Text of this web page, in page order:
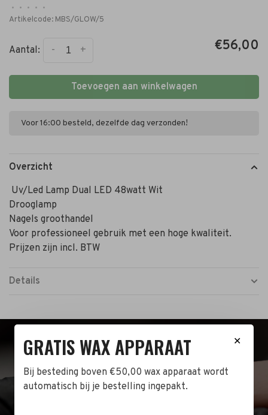
• • • •
•
Artikelcode: MBS/GLOW/5
Aantal: +
- €56,00
Toevoegen aan winkelwagen
Voor 16:00 besteld, dezelfde dag verzonden!
Overzicht
Uv/Led Lamp Dual LED 48watt Wit
Drooglamp
Nagels groothandel
Voor professioneel gebruik met een hoge kwaliteit.
Prijzen zijn incl. BTW
Details
BEZOEK DE WINKEL!
Naast de online shop hebben wij ook een fysieke
✕
GRATIS WAX APPARAAT
Bij besteding boven €50,00 wax apparaat wordt
automatisch bij je bestelling ingepakt.